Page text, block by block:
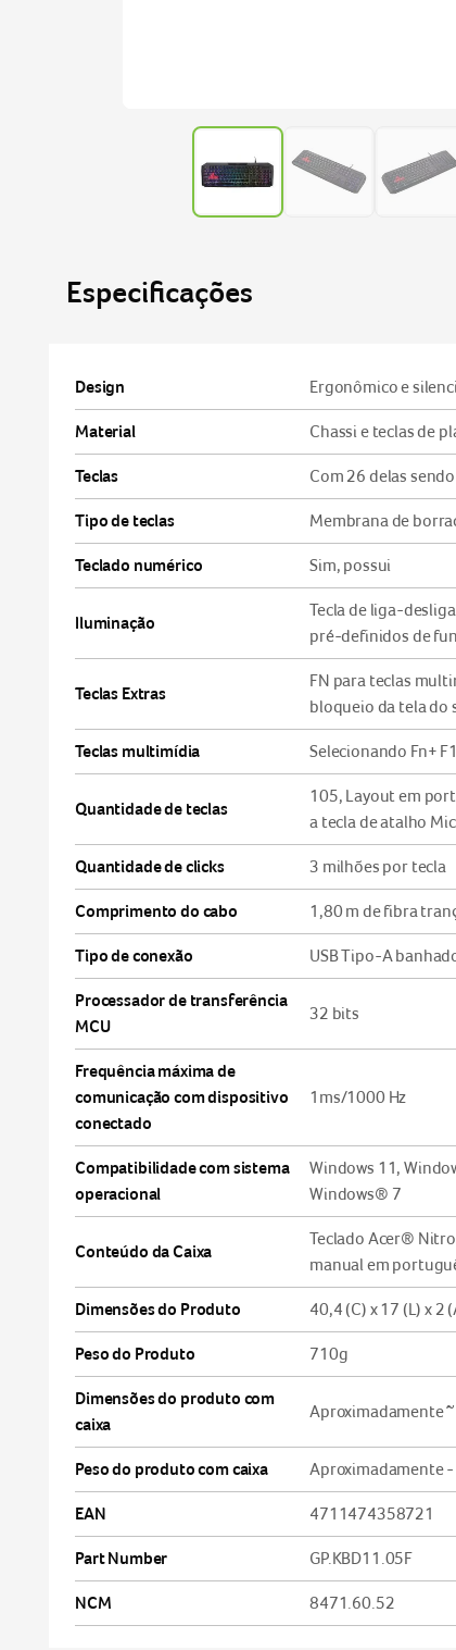
Especificações
Design Ergonômico e
Material Chassi e teclas de
Teclas Com 26 delas
Tipo de teclas Membrana de
Teclado numérico Sim, possui
Iluminação
Tecla de liga-
pré-definidos de
Teclas Extras
FN para teclas
bloqueio da tela do
Teclas multimídia Selecionando Fn+
Quantidade de teclas
105, Layout em
a tecla de atalho
Quantidade de clicks 3 milhões por tecla
Comprimento do cabo 1,80 m de fibra
Tipo de conexão USB Tipo-A
Processador de transferência
MCU
32 bits
Frequência máxima de
comunicação com dispositivo
conectado
1ms/1000 Hz
Compatibilidade com sistema
operacional
Windows 11,
Windows® 7
Conteúdo da Caixa
Teclado Acer®
manual em
Dimensões do Produto 40,4 (C) x 17 (L) x 2
Peso do Produto 710g
Dimensões do produto com
caixa
Aproximadamente ~
Peso do produto com caixa Aproximadamente
EAN 4711474358721
Part Number GP.KBD11.05F
NCM 8471.60.52